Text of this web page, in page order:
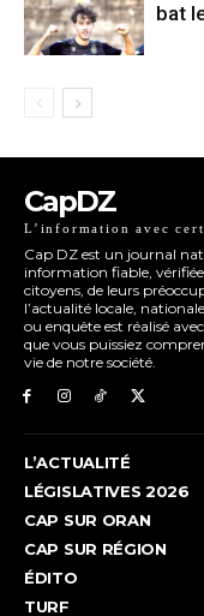
bat
CapDZ
L’information avec
Cap DZ est un journal
information fiable,
citoyens, de leurs
l’actualité locale,
ou enquête est réalisé
que vous puissiez
vie de notre société.
L’ACTUALITÉ
LÉGISLATIVES 2026
CAP SUR ORAN
CAP SUR RÉGION
ÉDITO
TURF